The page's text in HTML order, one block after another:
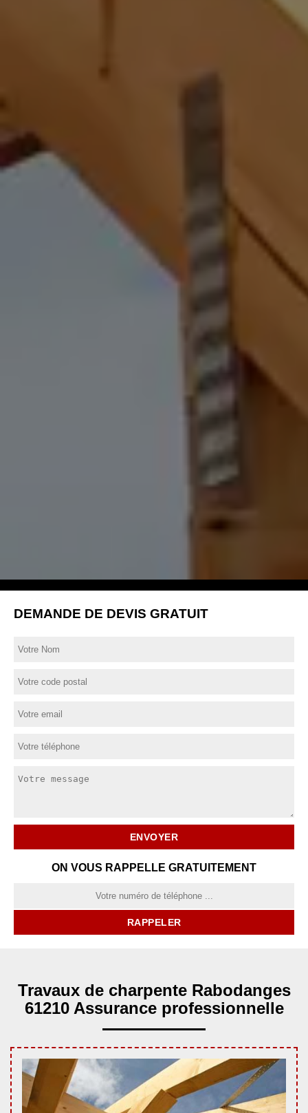
DEMANDE DE DEVIS GRATUIT
ON VOUS RAPPELLE GRATUITEMENT
Travaux de charpente Rabodanges
61210 Assurance professionnelle